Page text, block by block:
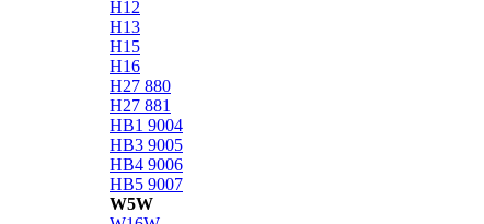
H12
H13
H15
H16
H27 880
H27 881
HB1 9004
HB3 9005
HB4 9006
HB5 9007
W5W